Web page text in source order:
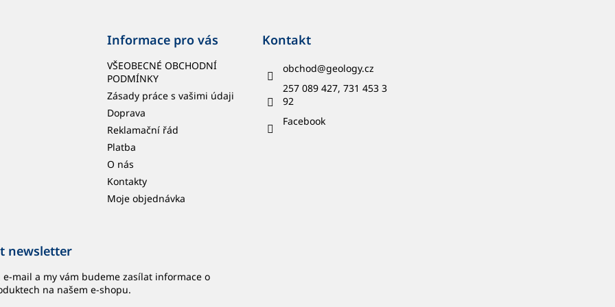
Informace pro vás
VŠEOBECNÉ OBCHODNÍ
PODMÍNKY
Zásady práce s vašimi údaji
Doprava
Reklamační řád
Platba
O nás
Kontakty
Moje objednávka
Kontakt
obchod@geology.cz
257 089 427, 731 453 3
92
Facebook
newsletter
e-mail a my vám budeme zasílat informace o
na našem e-shopu.